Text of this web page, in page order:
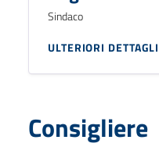
Sindaco
ULTERIORI DETTAGLI
Consigliere